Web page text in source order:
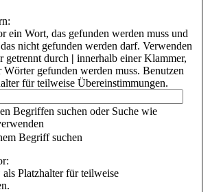
ein Wort, das gefunden werden muss und
nicht gefunden werden darf. Verwenden
getrennt durch | innerhalb einer Klammer,
Wörter gefunden werden muss. Benutzen
für teilweise Übereinstimmungen.
Begriffen suchen oder Suche wie
Begriff suchen
Platzhalter für teilweise